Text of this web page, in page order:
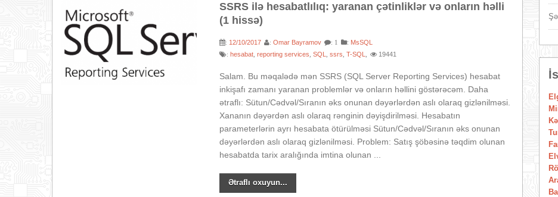
SSRS ilə hesabatlılıq: yaranan çətinliklər və onların həlli
(1 hissə)
: 12/10/2017 :Omar Bayramov : 1 : MsSQL
: hesabat ,reporting services ,SQL ,ssrs ,T-SQL 19441
Salam. Bu məqalədə mən SSRS (SQL Server Reporting Services) hesabat
inkişafı zamanı yaranan problemlər və onların həllini göstərəcəm. Daha
ətraflı: Sütun/Cədvəl/Sıranın əks onunan dəyərlərdən aslı olaraq gizlənilməsi.
Xananın dəyərdən aslı olaraq rənginin dəyişdirilməsi. Hesabatın
parameterlərin ayrı hesabata ötürülməsi Sütun/Cədvəl/Sıranın əks onunan
dəyərlərdən aslı olaraq gizlənilməsi. Problem: Satış şöbəsinə təqdim olunan
hesabatda tarix aralığında imtina olunan ...
Ətraflı oxuyun...